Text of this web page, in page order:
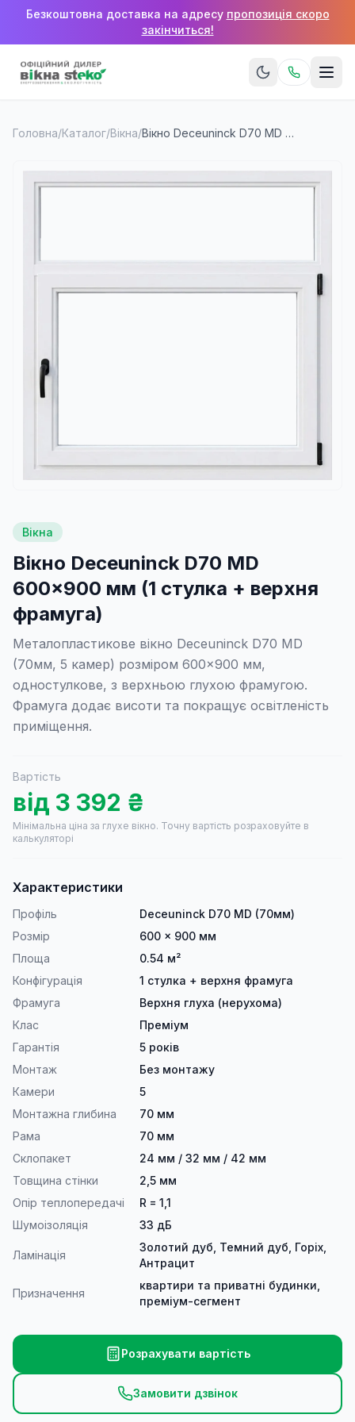
Безкоштовна доставка на адресу пропозиція скоро
закінчиться!
Головна/Каталог/Вікна/ Вікно Deceuninck D70 MD 600×900 мм (1 стулка + верхня фрамуга)
Вікна
Вікно Deceuninck D70 MD
600×900 мм (1 стулка + верхня
фрамуга)
Металопластикове вікно Deceuninck D70 MD
(70мм, 5 камер) розміром 600×900 мм,
одностулкове, з верхньою глухою фрамугою.
Фрамуга додає висоти та покращує освітленість
приміщення.
Вартість
від 3 392 ₴
Мінімальна ціна за глухе вікно. Точну вартість розраховуйте в
калькуляторі
Характеристики
Профіль
Deceuninck D70 MD (70мм)
Розмір
600 × 900 мм
Площа
0.54 м²
Конфігурація
1 стулка + верхня фрамуга
Фрамуга
Верхня глуха (нерухома)
Клас
Преміум
Гарантія
5 років
Монтаж
Без монтажу
Камери
5
Монтажна глибина
70 мм
Рама
70 мм
Склопакет
24 мм / 32 мм / 42 мм
Товщина стінки
2,5 мм
Опір теплопередачі
R = 1,1
Шумоізоляція
33 дБ
Ламінація
Золотий дуб, Темний дуб, Горіх,
Антрацит
Призначення
квартири та приватні будинки,
преміум-сегмент
Розрахувати вартість
Замовити дзвінок